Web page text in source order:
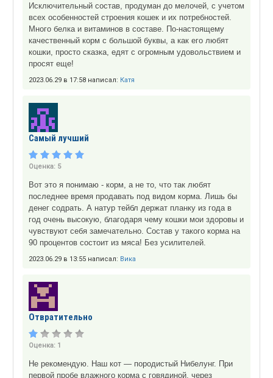
Исключительный состав, продуман до мелочей, с учетом
всех особенностей строения кошек и их потребностей.
Много белка и витаминов в составе. По-настоящему
качественный корм с большой буквы, а как его любят
кошки, просто сказка, едят с огромным удовольствием и
просят еще!
2023.06.29 в 17:58 написал: Катя
Самый лучший
Оценка: 5
Вот это я понимаю - корм, а не то, что так любят
последнее время продавать под видом корма. Лишь бы
денег содрать. А натур тейбл держат планку из года в
год очень высокую, благодаря чему кошки мои здоровы и
чувствуют себя замечательно. Состав у такого корма на
90 процентов состоит из мяса! Без усилителей.
2023.06.29 в 13:55 написал: Вика
Отвратительно
Оценка: 1
Не рекомендую. Наш кот — породистый Нибелунг. При
первой пробе влажного корма с говядиной, через